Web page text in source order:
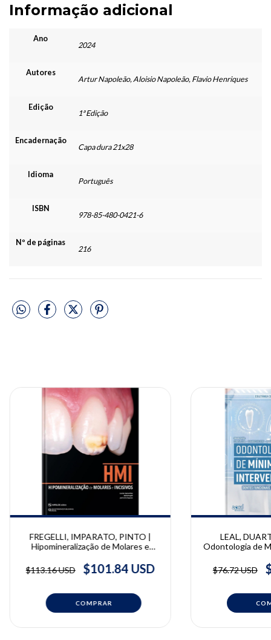
Informação adicional
Ano
2024
Autores
Artur Napoleão, Aloisio Napoleão, Flavio Henriques
Edição
1ª Edição
Encadernação
Capa dura 21x28
Idioma
Português
ISBN
978-85-480-0421-6
Nº de páginas
216
FREGELLI, IMPARATO, PINTO |
Hipomineralização de Molares e
Pettorossi Imparato, Lourdes Santos
Pinto
$113.16 USD $101.84 USD
LEAL,
Odontologia de
$76.72 USD